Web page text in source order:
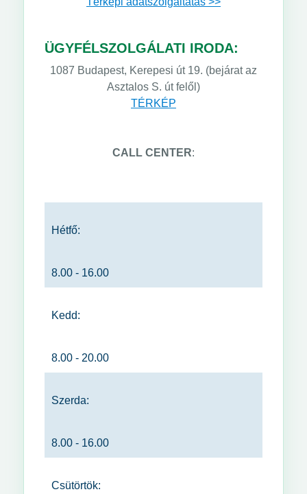
ÜGYFÉLSZOLGÁLATI IRODA:
1087 Budapest, Kerepesi út 19. (bejárat az
Asztalos S. út felől)
TÉRKÉP
CALL CENTER:
Hétfő:
8.00 - 16.00
Kedd:
8.00 - 20.00
Szerda:
8.00 - 16.00
Csütörtök: